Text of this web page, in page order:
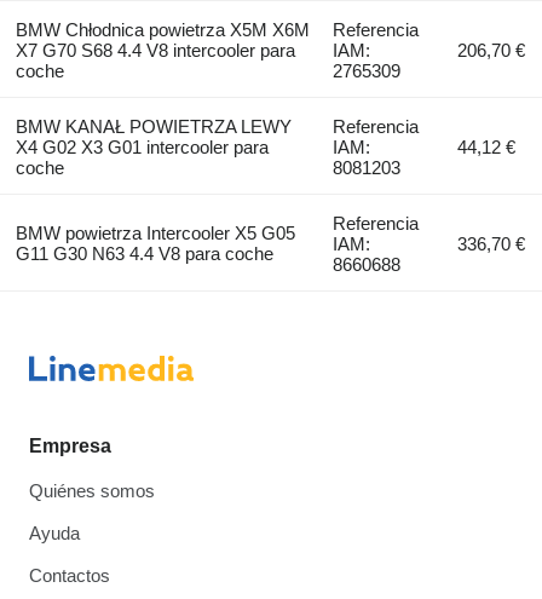
BMW Chłodnica powietrza X5M X6M
X7 G70 S68 4.4 V8 intercooler para
coche
Referencia
IAM:
2765309
206,70 €
BMW KANAŁ POWIETRZA LEWY
X4 G02 X3 G01 intercooler para
coche
Referencia
IAM:
8081203
44,12 €
BMW powietrza Intercooler X5 G05
G11 G30 N63 4.4 V8 para coche
Referencia
IAM:
8660688
336,70 €
Empresa
Quiénes somos
Ayuda
Contactos